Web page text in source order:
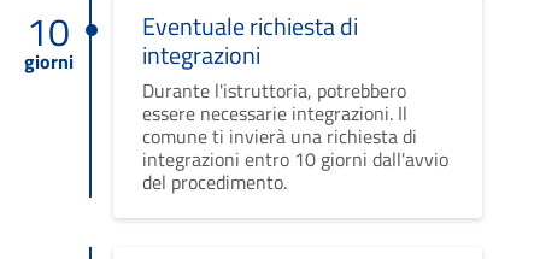
10
giorni
Eventuale richiesta di
integrazioni
Durante l'istruttoria, potrebbero
essere necessarie integrazioni. Il
comune ti invierà una richiesta di
integrazioni entro 10 giorni dall'avvio
del procedimento.